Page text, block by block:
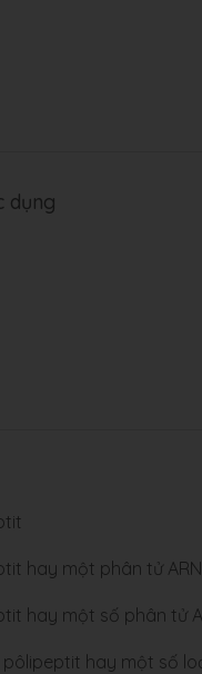
dụng
hay một phân tử ARN
hay một số phân tử
hay một số